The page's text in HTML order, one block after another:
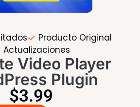
Producto Original
Actualizaciones
Video Player
Plugin
$3.99